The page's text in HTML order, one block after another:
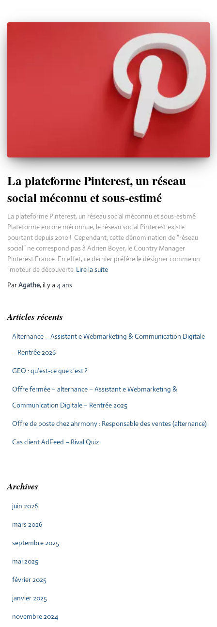
La plateforme Pinterest, un réseau
social méconnu et sous-estimé
La plateforme Pinterest, un réseau social méconnu et sous-estimé
Plateforme encore méconnue, le réseau social Pinterest existe
pourtant depuis 2010 ! Cependant, cette dénomination de “réseau
social” ne correspond pas à Adrien Boyer, le Country Manager
Pinterest France. En effet, ce dernier préfère le désigner comme un
“moteur de découverte Lire la suite
ParAgathe, il y a 4 ans
Articles récents
Alternance – Assistant·e Webmarketing & Communication Digitale
– Rentrée 2026
GEO : qu’est-ce que c’est ?
Offre fermée – alternance – Assistant·e Webmarketing &
Communication Digitale – Rentrée 2025
Offre de poste chez ahrmony : Responsable des ventes (alternance)
Cas client AdFeed – Rival Quiz
Archives
juin 2026
mars 2026
septembre 2025
mai 2025
février 2025
janvier 2025
novembre 2024